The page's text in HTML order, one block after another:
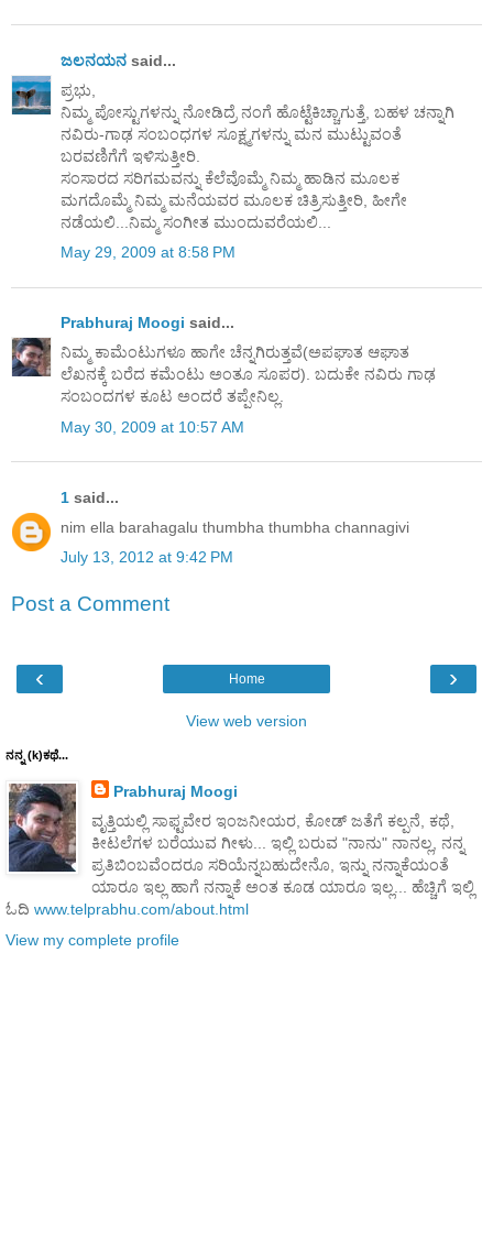
ಜಲನಯನ said...
ಪ್ರಭು,
ನಿಮ್ಮ ಪೋಸ್ಟುಗಳನ್ನು ನೋಡಿದ್ರೆ ನಂಗೆ ಹೊಟ್ಟೆಕಿಚ್ಚಾಗುತ್ತೆ, ಬಹಳ ಚನ್ನಾಗಿ
ನವಿರು-ಗಾಢ ಸಂಬಂಧಗಳ ಸೂಕ್ಷ್ಮಗಳನ್ನು ಮನ ಮುಟ್ಟುವಂತೆ
ಬರವಣಿಗೆಗೆ ಇಳಿಸುತ್ತೀರಿ.
ಸಂಸಾರದ ಸರಿಗಮವನ್ನು ಕೆಲೆವೊಮ್ಮೆ ನಿಮ್ಮ ಹಾಡಿನ ಮೂಲಕ
ಮಗದೊಮ್ಮೆ ನಿಮ್ಮ ಮನೆಯವರ ಮೂಲಕ ಚಿತ್ರಿಸುತ್ತೀರಿ, ಹೀಗೇ
ನಡೆಯಲಿ...ನಿಮ್ಮ ಸಂಗೀತ ಮುಂದುವರೆಯಲಿ...
May 29, 2009 at 8:58 PM
Prabhuraj Moogi said...
ನಿಮ್ಮ ಕಾಮೆಂಟುಗಳೂ ಹಾಗೇ ಚೆನ್ನಗಿರುತ್ತವೆ(ಅಪಘಾತ ಆಘಾತ
ಲೆಖನಕ್ಕೆ ಬರೆದ ಕಮೆಂಟು ಅಂತೂ ಸೂಪರ). ಬದುಕೇ ನವಿರು ಗಾಢ
ಸಂಬಂದಗಳ ಕೂಟ ಅಂದರೆ ತಪ್ಪೇನಿಲ್ಲ.
May 30, 2009 at 10:57 AM
1 said...
nim ella barahagalu thumbha thumbha channagivi
July 13, 2012 at 9:42 PM
Post a Comment
‹ ›
Home
View web version
ನನ್ನ (k)ಕಥೆ...
Prabhuraj Moogi
ವೃತ್ತಿಯಲ್ಲಿ ಸಾಫ್ಟವೇರ ಇಂಜನೀಯರ, ಕೋಡ್ ಜತೆಗೆ ಕಲ್ಪನೆ, ಕಥೆ,
ಕೀಟಲೆಗಳ ಬರೆಯುವ ಗೀಳು... ಇಲ್ಲಿ ಬರುವ "ನಾನು" ನಾನಲ್ಲ, ನನ್ನ
ಪ್ರತಿಬಿಂಬವೆಂದರೂ ಸರಿಯೆನ್ನಬಹುದೇನೊ, ಇನ್ನು ನನ್ನಾಕೆಯಂತೆ
ಯಾರೂ ಇಲ್ಲ ಹಾಗೆ ನನ್ನಾಕೆ ಅಂತ ಕೂಡ ಯಾರೂ ಇಲ್ಲ... ಹೆಚ್ಚಿಗೆ ಇಲ್ಲಿ
ಓದಿ www.telprabhu.com/about.html
View my complete profile